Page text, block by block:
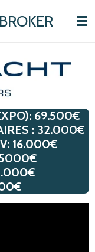
69.500€
: 32.000€
16.000€
5000€